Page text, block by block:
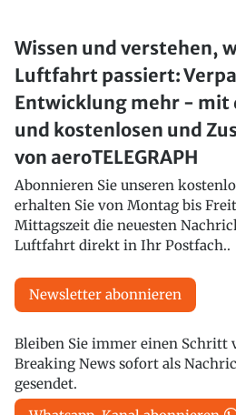
Wissen und verstehen,
Luftfahrt passiert:
Entwicklung mehr - mit
und kostenlosen und
von aeroTELEGRAPH
Abonnieren Sie unseren
erhalten Sie von Montag bis
Mittagszeit die neuesten
Luftfahrt direkt in Ihr Postfach..
Newsletter abonnieren
Bleiben Sie immer einen Schritt
Breaking News sofort als
gesendet.